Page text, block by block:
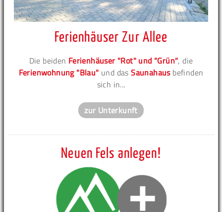
Ferienhäuser Zur Allee
Die beiden Ferienhäuser "Rot" und "Grün", die
Ferienwohnung "Blau" und dasSaunahausbefinden
sich in...
zur Unterkunft
Neuen Fels anlegen!